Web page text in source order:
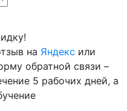
на Яндекс или
обратной связи –
5 рабочих дней, а